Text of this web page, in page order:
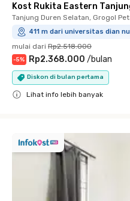
Kost Rukita Eastern
Tanjung Duren Selatan, Grogol
411 m dari universitas dian
mulai dari Rp2.518.000
-5% Rp2.368.000 /bulan
Diskon di bulan pertama
Lihat info lebih banyak